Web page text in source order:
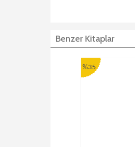
Benzer Kitaplar
%35